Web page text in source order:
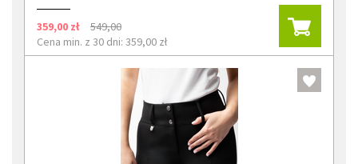
359,00 zł
549,00
Cena min. z 30 dni: 359,00 zł